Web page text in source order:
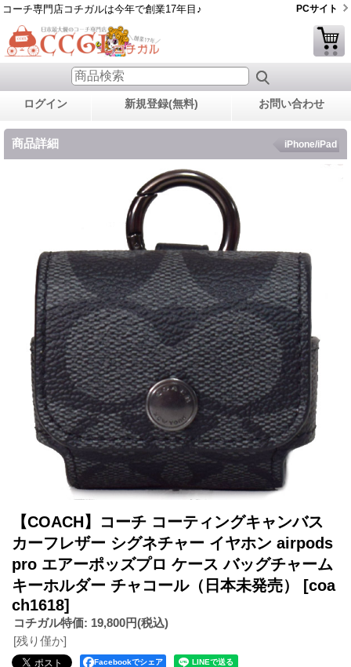
コーチ専門店コチガルは今年で創業17年目♪ PCサイト
ログイン 新規登録(無料) お問い合わせ
商品詳細 iPhone/iPad
【COACH】コーチ コーティングキャンバス
カーフレザー シグネチャー イヤホン airpods
pro エアーポッズプロ ケース バッグチャーム
キーホルダー チャコール（日本未発売） [coa
ch1618]
コチガル特価: 19,800円(税込)
[残り僅か]
Facebookでシェア